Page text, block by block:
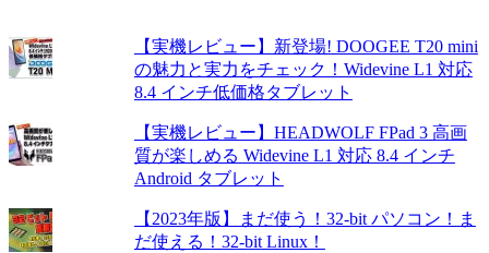
【実機レビュー】新登場! DOOGEE T20 mini
の魅力と実力をチェック！Widevine L1 対応
8.4 インチ低価格タブレット
【実機レビュー】HEADWOLF FPad 3 高画
質が楽しめる Widevine L1 対応 8.4 インチ
Android タブレット
【2023年版】まだ使う！32-bit パソコン！ま
だ使える！32-bit Linux！